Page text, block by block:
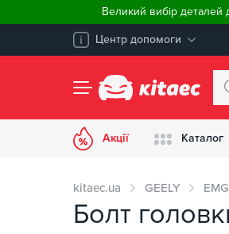
Великий вибір деталей
Центр допомоги
Акції Каталог
kitaec.ua GEELY
Болт